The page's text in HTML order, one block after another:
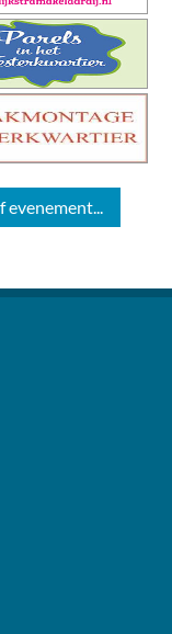
evenement...